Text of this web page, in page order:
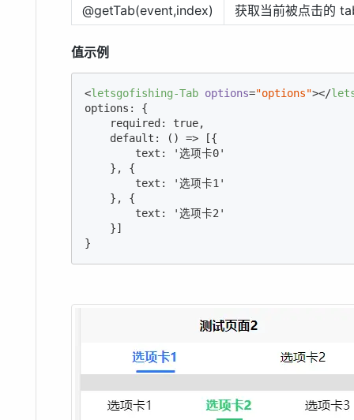
@getTab(event,index) 获取当前被点击的
值示例
<letsgofishing-Tab options="options"></
options: {
    required: true,
    default: () => [{
        text: '选项卡0'
    }, {
        text: '选项卡1'
    }, {
        text: '选项卡2'
    }]
}